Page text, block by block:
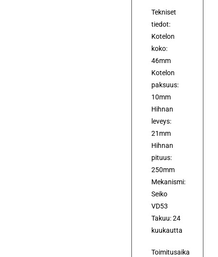
Tekniset
tiedot:
Kotelon
koko:
46mm
Kotelon
paksuus:
10mm
Hihnan
leveys:
21mm
Hihnan
pituus:
250mm
Mekanismi:
Seiko
VD53
Takuu: 24
kuukautta
Toimitusaika